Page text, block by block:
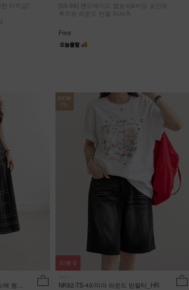
터치감!
[55-99] 핸드메이드 캡보석&비딩 포인트
루즈핏 라운드 반팔 티셔츠
Free
매 원피
NEW
7%
NK62-TS-40/미야 라운드 반팔티_HR
리뷰 0